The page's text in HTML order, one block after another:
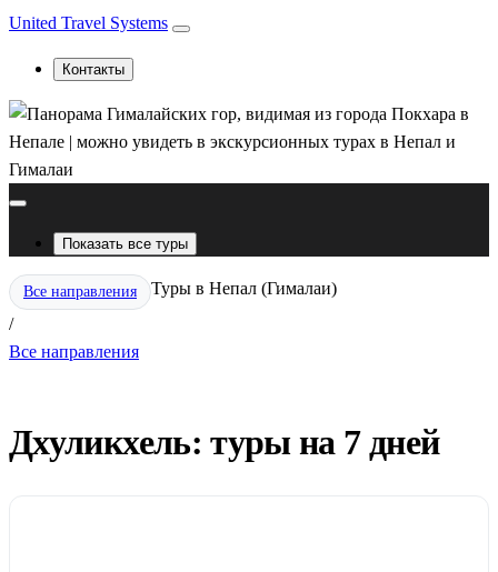
United Travel Systems
Контакты
Показать все туры
Все направления
/
Туры в Непал (Гималаи)
Все направления
Дхуликхель: туры на 7 дней